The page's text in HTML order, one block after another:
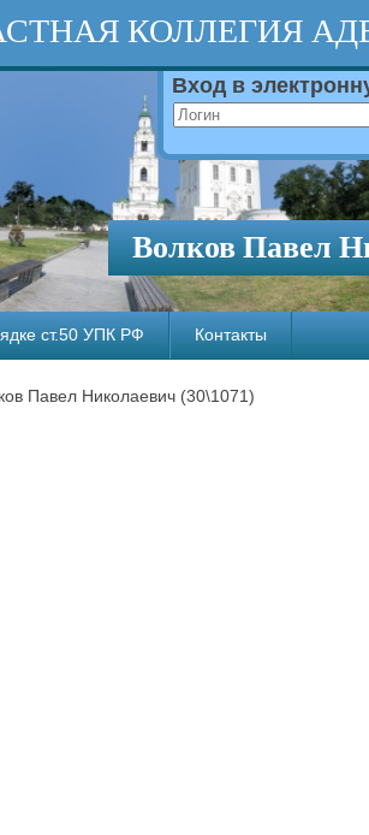
КОЛЛЕГИЯ
Вход в
Волков Павел
ст.50 УПК РФ Контакты
Павел Николаевич (30\1071)